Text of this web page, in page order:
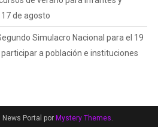
de agosto
Simulacro Nacional para el 19
a población e instituciones
News Portal por Mystery Themes